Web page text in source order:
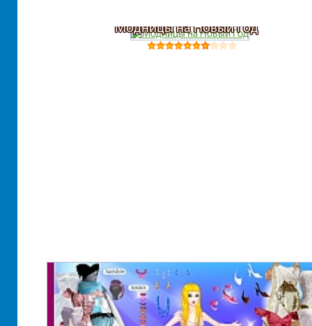
Модницы на Новый Год